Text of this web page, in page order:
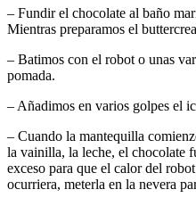
– Fundir el chocolate al baño
Mientras preparamos el
– Batimos con el robot o unas
pomada.
– Añadimos en varios golpes el
– Cuando la mantequilla
la vainilla, la leche, el chocolate
exceso para que el calor del
ocurriera, meterla en la nevera